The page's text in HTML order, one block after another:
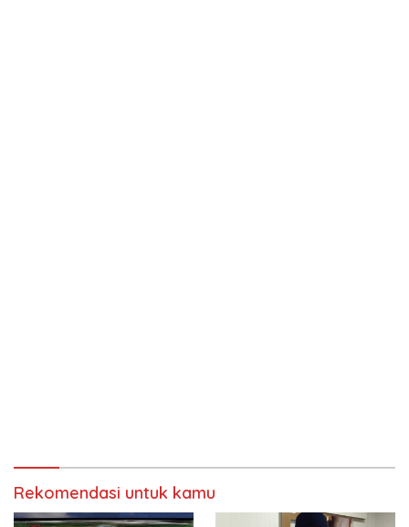
Rekomendasi untuk kamu